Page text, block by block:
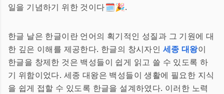
일을 기념하기 위한 것이다🗓️🎉.
한글 날은 한글이란 언어의 획기적인 성질과 그 기원에 대
한 깊은 이해를 제공한다. 한글의 창시자인 세종 대왕이
한글을 창제한 것은 백성들이 쉽게 읽고 쓸 수 있도록 하
기 위함이었다. 세종 대왕은 백성들이 생활에 필요한 지식
을 쉽게 접할 수 있도록 한글을 설계하였다. 이러한 노력